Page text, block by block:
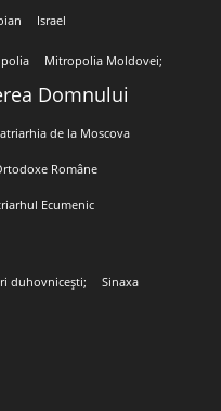
Israel
Mitropolia Moldovei;
Domnului
de la Moscova
Române
Ecumenic
duhovnicești; Sinaxa